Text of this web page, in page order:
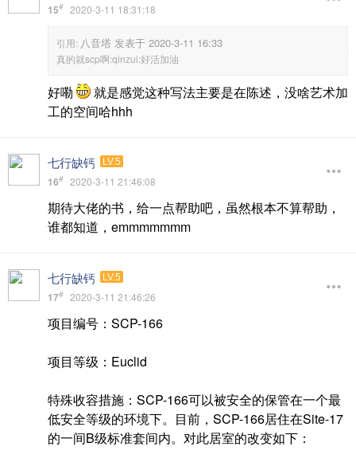
15# 2020-3-11 18:31:18
引用: 八音塔 发表于 2020-3-11 16:33
真的就scp啊:qinzui:好活加油
好嘞
就是感觉这种写法主要是在陈述，没啥艺术加
工的空间哈hhh
七行缺钙 LV.5
16# 2020-3-11 21:46:08
期待大佬的书，给一点帮助吧，虽然根本不算帮助，
谁都知道，emmmmmmm
七行缺钙 LV.5
17# 2020-3-11 21:46:26
项目编号：SCP-166
项目等级：Euclid
特殊收容措施：SCP-166可以被安全的保管在一个最
低安全等级的环境下。目前，SCP-166居住在Site-17
的一间B级标准套间内。对此居室的改变如下：